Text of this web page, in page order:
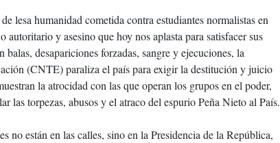
lesa humanidad cometida contra estudiantes normalistas en
y asesino que hoy nos aplasta para satisfacer sus
desapariciones forzadas, sangre y ejecuciones, la
(CNTE) paraliza el país para exigir la destitución y juicio
la atrocidad con las que operan los grupos en el poder,
las torpezas, abusos y el atraco del espurio Peña Nieto al País.
no están en las calles, sino en la Presidencia de la República,